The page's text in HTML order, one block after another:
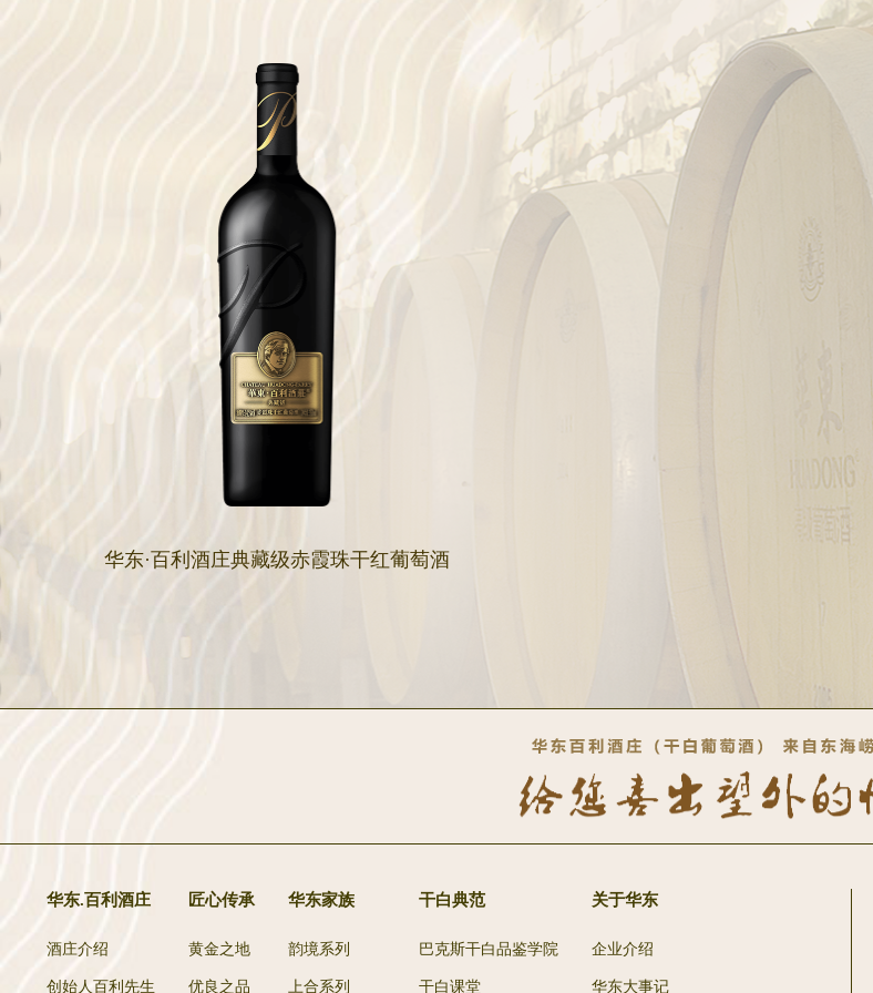
华东·百利酒庄典藏级赤霞珠干红葡萄酒
华东.百利酒庄
酒庄介绍
创始人百利先生
匠心传承
黄金之地
优良之品
华东家族
韵境系列
上合系列
干白典范
巴克斯干白品鉴学院
干白课堂
关于华东
企业介绍
华东大事记